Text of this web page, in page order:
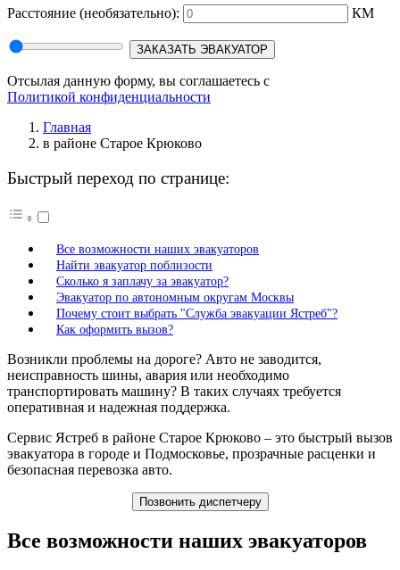
Расстояние (необязательно): КМ
ЗАКАЗАТЬ ЭВАКУАТОР
Отсылая данную форму, вы соглашаетесь с
Политикой конфиденциальности
Главная
в районе Старое Крюково
Быстрый переход по странице:
Все возможности наших эвакуаторов
Найти эвакуатор поблизости
Сколько я заплачу за эвакуатор?
Эвакуатор по автономным округам Москвы
Почему стоит выбрать "Служба эвакуации Ястреб"?
Как оформить вызов?
Возникли проблемы на дороге? Авто не заводится,
неисправность шины, авария или необходимо
транспортировать машину? В таких случаях требуется
оперативная и надежная поддержка.
Сервис Ястреб в районе Старое Крюково – это быстрый вызов
эвакуатора в городе и Подмосковье, прозрачные расценки и
безопасная перевозка авто.
Позвонить диспетчеру
Все возможности наших эвакуаторов